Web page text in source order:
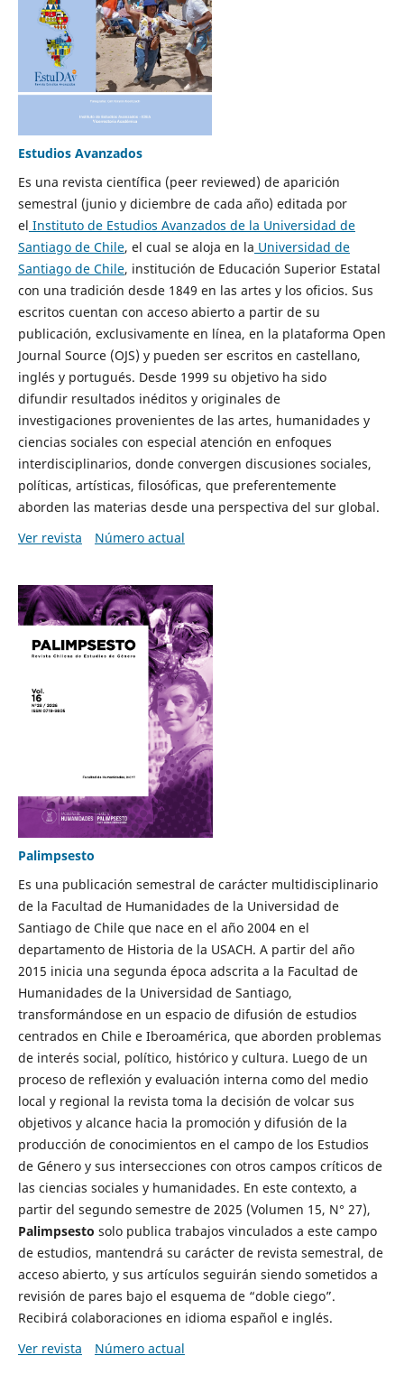
Estudios Avanzados
Es una revista científica (peer reviewed) de aparición
semestral (junio y diciembre de cada año) editada por
el Instituto de Estudios Avanzados de la Universidad de
Santiago de Chile, el cual se aloja en la Universidad de
Santiago de Chile, institución de Educación Superior Estatal
con una tradición desde 1849 en las artes y los oficios. Sus
escritos cuentan con acceso abierto a partir de su
publicación, exclusivamente en línea, en la plataforma Open
Journal Source (OJS) y pueden ser escritos en castellano,
inglés y portugués. Desde 1999 su objetivo ha sido
difundir resultados inéditos y originales de
investigaciones provenientes de las artes, humanidades y
ciencias sociales con especial atención en enfoques
interdisciplinarios, donde convergen discusiones sociales,
políticas, artísticas, filosóficas, que preferentemente
aborden las materias desde una perspectiva del sur global.
Ver revista
Número actual
Palimpsesto
Es una publicación semestral de carácter multidisciplinario
de la Facultad de Humanidades de la Universidad de
Santiago de Chile que nace en el año 2004 en el
departamento de Historia de la USACH. A partir del año
2015 inicia una segunda época adscrita a la Facultad de
Humanidades de la Universidad de Santiago,
transformándose en un espacio de difusión de estudios
centrados en Chile e Iberoamérica, que aborden problemas
de interés social, político, histórico y cultura. Luego de un
proceso de reflexión y evaluación interna como del medio
local y regional la revista toma la decisión de volcar sus
objetivos y alcance hacia la promoción y difusión de la
producción de conocimientos en el campo de los Estudios
de Género y sus intersecciones con otros campos críticos de
las ciencias sociales y humanidades. En este contexto, a
partir del segundo semestre de 2025 (Volumen 15, N° 27),
Palimpsesto solo publica trabajos vinculados a este campo
de estudios, mantendrá su carácter de revista semestral, de
acceso abierto, y sus artículos seguirán siendo sometidos a
revisión de pares bajo el esquema de “doble ciego”.
Recibirá colaboraciones en idioma español e inglés.
Ver revista
Número actual